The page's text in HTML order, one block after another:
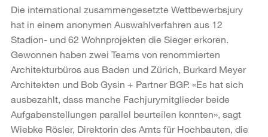
Die international zusammengesetzte Wettbewerbsjury
hat in einem anonymen Auswahlverfahren aus 12
Stadion- und 62 Wohnprojekten die Sieger erkoren.
Gewonnen haben zwei Teams von renommierten
Architekturbüros aus Baden und Zürich, Burkard Meyer
Architekten und Bob Gysin + Partner BGP. «Es hat sich
ausbezahlt, dass manche Fachjurymitglieder beide
Aufgabenstellungen parallel beurteilen konnten», sagt
Wiebke Rösler, Direktorin des Amts für Hochbauten, die